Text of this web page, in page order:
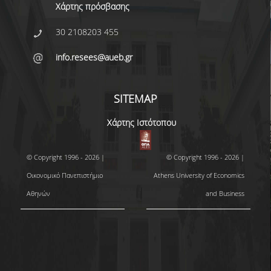
Χάρτης πρόσβασης
30 2108203 455
info.resees@aueb.gr
SITEMAP
Χάρτης Ιστότοπου
© Copyright 1996 - 2026 |
Οικονομικό Πανεπιστήμιο
Αθηνών
© Copyright 1996 - 2026 |
Athens University of Economics
and Business